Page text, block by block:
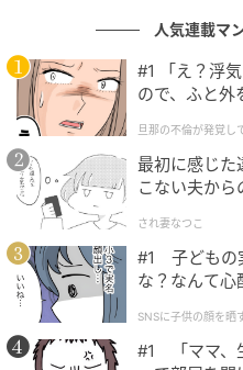
人気連載マ
#1 「え？浮
ので、ふと
クチャにして
旦那の不倫が発覚し
最初に感じた
こない夫から
され妻なつこ
#1 子どもの
な？なんて心
SNSに子供の顔を晒
#1 「ママ、